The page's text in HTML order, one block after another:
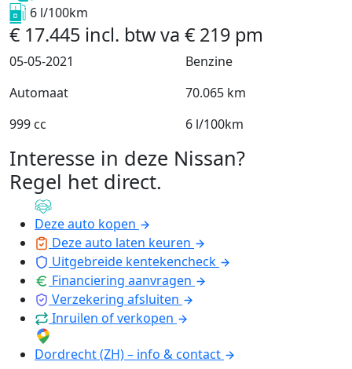
6 l/100km
€ 17.445 incl. btwva € 219 pm
05-05-2021
Benzine
Automaat
70.065 km
999 cc
6 l/100km
Interesse in deze Nissan?
Regel het direct.
Deze auto kopen
Deze auto laten keuren
Uitgebreide kentekencheck
Financiering aanvragen
Verzekering afsluiten
Inruilen of verkopen
Dordrecht (ZH) – info & contact